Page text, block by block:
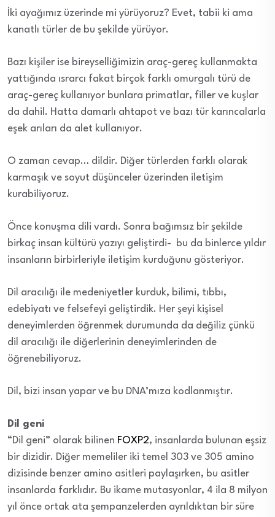
İki ayağımız üzerinde mi yürüyoruz? Evet, tabii ki ama
kanatlı türler de bu şekilde yürüyor.
Bazı kişiler ise bireyselliğimizin araç-gereç kullanmakta
yattığında ısrarcı fakat birçok farklı omurgalı türü de
araç-gereç kullanıyor bunlara primatlar, filler ve kuşlar
da dahil. Hatta damarlı ahtapot ve bazı tür karıncalarla
eşek arıları da alet kullanıyor.
O zaman cevap… dildir. Diğer türlerden farklı olarak
karmaşık ve soyut düşünceler üzerinden iletişim
kurabiliyoruz.
Önce konuşma dili vardı. Sonra bağımsız bir şekilde
birkaç insan kültürü yazıyı geliştirdi- bu da binlerce yıldır
insanların birbirleriyle iletişim kurduğunu gösteriyor.
Dil aracılığı ile medeniyetler kurduk, bilimi, tıbbı,
edebiyatı ve felsefeyi geliştirdik. Her şeyi kişisel
deneyimlerden öğrenmek durumunda da değiliz çünkü
dil aracılığı ile diğerlerinin deneyimlerinden de
öğrenebiliyoruz.
Dil, bizi insan yapar ve bu DNA’mıza kodlanmıştır.
Dil geni
“Dil geni” olarak bilinen FOXP2, insanlarda bulunan eşsiz
bir dizidir. Diğer memeliler iki temel 303 ve 305 amino
dizisinde benzer amino asitleri paylaşırken, bu asitler
insanlarda farklıdır. Bu ikame mutasyonlar, 4 ila 8 milyon
yıl önce ortak ata şempanzelerden ayrıldıktan bir süre